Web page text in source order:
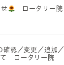
ロータリー院
確認／変更／追加／
て ロータリー院